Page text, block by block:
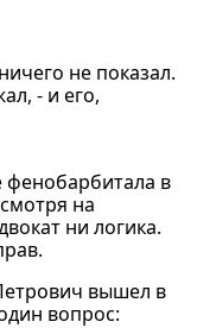
не показал.
- и его,
в
на
ни логика.
вышел в
вопрос: